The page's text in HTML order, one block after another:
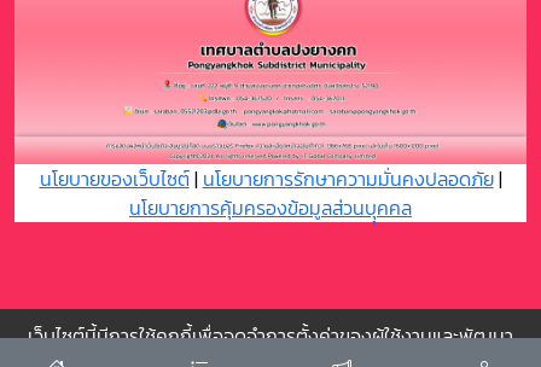
นโยบายของเว็บไซต์| นโยบายการรักษาความมั่นคงปลอดภัย|
นโยบายการคุ้มครองข้อมูลส่วนบุุคคล
เว็บไซต์นี้มีการใช้คุกกี้เพื่อจดจำการตั้งค่าของผู้ใช้งานและพัฒนา